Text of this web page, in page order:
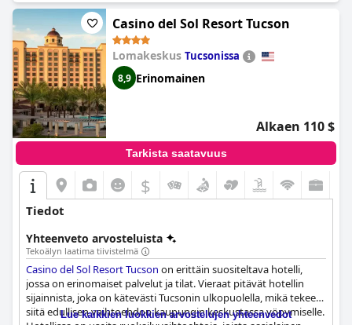
Casino del Sol Resort Tucson
Lomakeskus Tucsonissa
8,9 Erinomainen
Alkaen 110 $
Tarkista saatavuus
$
Tiedot
Yhteenveto arvosteluista
Tekoälyn laatima tiivistelmä
Casino del Sol Resort Tucson on erittäin suositeltava hotelli,
jossa on erinomaiset palvelut ja tilat. Vieraat pitävät hotellin
sijainnista, joka on kätevästi Tucsonin ulkopuolella, mikä tekee
siitä edullisen vaihtoehdon kaupungin keskustassa yöpymiselle.
Lue kaikkien luokkien arvostelujen yhteenvedot